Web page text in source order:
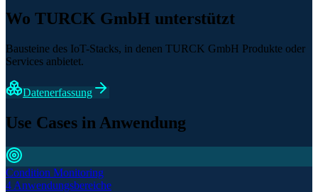
Wo TURCK GmbH unterstützt
Bausteine des IoT-Stacks, in denen TURCK GmbH Produkte oder
Services anbietet.
Datenerfassung
Use Cases in Anwendung
Condition Monitoring
4 Anwendungsbereiche